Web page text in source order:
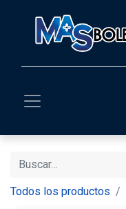
Todos los productos